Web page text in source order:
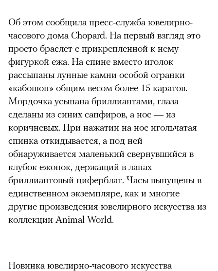
Об этом сообщила пресс-служба ювелирно-
часового дома Chopard. На первый взгляд это
просто браслет с прикрепленной к нему
фигуркой ежа. На спине вместо иголок
рассыпаны лунные камни особой огранки
«кабошон» общим весом более 15 каратов.
Мордочка усыпана бриллиантами, глаза
сделаны из синих сапфиров, а нос — из
коричневых. При нажатии на нос игольчатая
спинка откидывается, а под ней
обнаруживается маленький свернувшийся в
клубок ежонок, держащий в лапах
бриллиантовый циферблат. Часы выпущены в
единственном экземпляре, как и многие
другие произведения ювелирного искусства из
коллекции Animal World.
Новинка ювелирно-часового искусства